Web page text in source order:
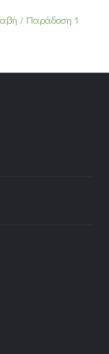
/ Παράδoση 1